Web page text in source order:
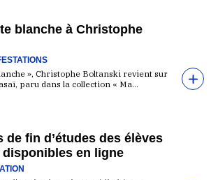
blanche à Christophe
», Christophe Boltanski revient sur
paru dans la collection « Ma…
de fin d’études des élèves
en ligne